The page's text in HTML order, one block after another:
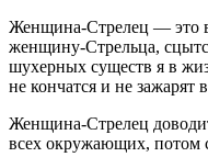
Женщина-Стрелец — это
женщину-Стрельца,
шухерных существ я в
не кончатся и не зажарят
Женщина-Стрелец
всех окружающих, потом